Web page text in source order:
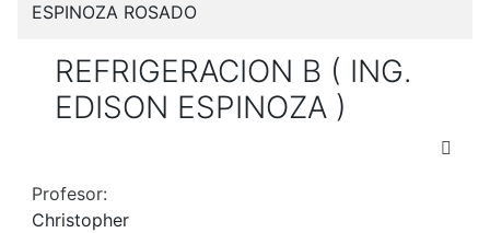
ESPINOZA ROSADO
REFRIGERACION B ( ING.
EDISON ESPINOZA )
Profesor:
Christopher